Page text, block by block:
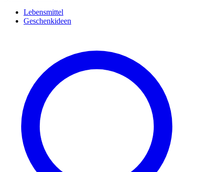
Lebensmittel
Geschenkideen